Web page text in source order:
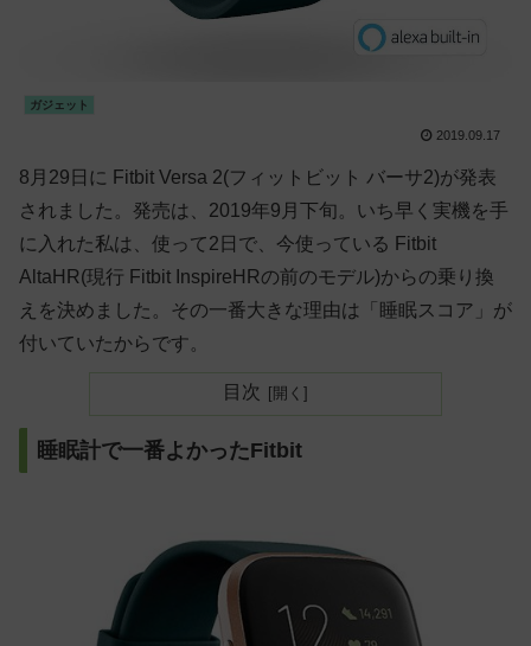
ガジェット
2019.09.17
8月29日に Fitbit Versa 2(フィットビット バーサ2)が発表
されました。発売は、2019年9月下旬。いち早く実機を手
に入れた私は、使って2日で、今使っている Fitbit
AltaHR(現行 Fitbit InspireHRの前のモデル)からの乗り換
えを決めました。その一番大きな理由は「睡眠スコア」が
付いていたからです。
目次
睡眠計で一番よかったFitbit